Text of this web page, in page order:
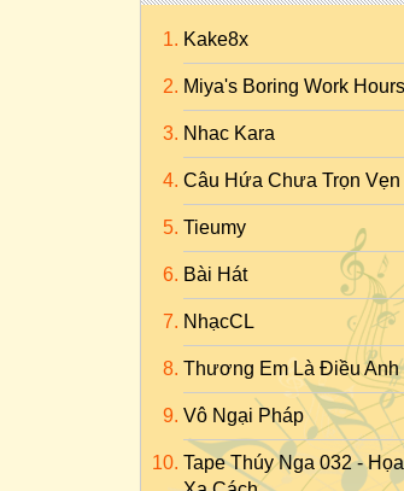
Kake8x
Miya's Boring Work Hours
Nhac Kara
Câu Hứa Chưa Trọn Vẹn
Tieumy
Bài Hát
NhạcCL
Thương Em Là Điều Anh
Vô Ngại Pháp
Tape Thúy Nga 032 -